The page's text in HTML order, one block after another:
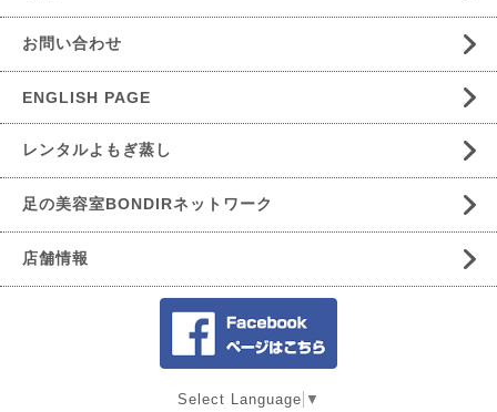
お問い合わせ
ENGLISH PAGE
レンタルよもぎ蒸し
足の美容室BONDIRネットワーク
店舗情報
Select Language ▼